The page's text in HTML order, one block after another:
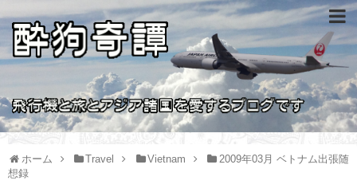
ホーム Travel Vietnam
2009年03月 ベトナム出張随
想録